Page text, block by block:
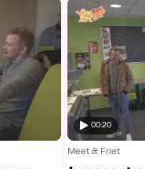
00:20
Meet & Friet